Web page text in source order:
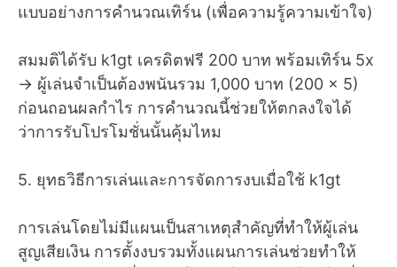
แบบอย่างการคำนวณเทิร์น (เพื่อความรู้ความเข้าใจ)
สมมติได้รับ k1gt เครดิตฟรี 200 บาท พร้อมเทิร์น 5x
→ ผู้เล่นจำเป็นต้องพนันรวม 1,000 บาท (200 × 5)
ก่อนถอนผลกำไร การคำนวณนี้ช่วยให้ตกลงใจได้
ว่าการรับโปรโมชั่นนั้นคุ้มไหม
5. ยุทธวิธีการเล่นและการจัดการงบเมื่อใช้ k1gt
การเล่นโดยไม่มีแผนเป็นสาเหตุสำคัญที่ทำให้ผู้เล่น
สูญเสียเงิน การตั้งงบรวมทั้งแผนการเล่นช่วยทำให้